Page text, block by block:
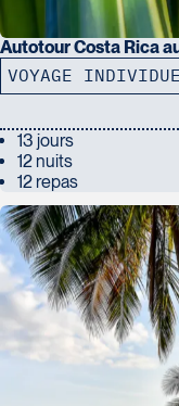
Autotour Costa Rica
VOYAGE
13 jours
12 nuits
12 repas